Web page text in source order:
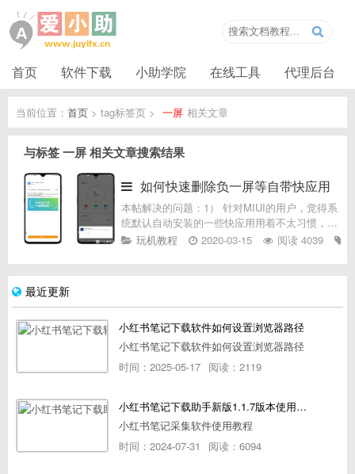
首页 软件下载 小助学院 在线工具 代理后台
当前位置： 首页 > tag标签页 > 一屏 相关文章
与标签一屏相关文章搜索结果
如何快速删除负一屏等自带快应用
本帖解决的问题：1） 针对MIUI的用户，觉得系
统默认自动安装的一些快应用用着不太习惯，想
卸载掉，能否给出一个的快捷方法？2） 介绍
玩机教程 2020-03-15 阅读 4039
最近更新
小红书笔记下载软件如何设置浏览器路径
小红书笔记下载软件如何设置浏览器路径
时间：2025-05-17 阅读：2119
小红书笔记下载助手新版1.1.7版本使用教程
小红书笔记采集软件使用教程
时间：2024-07-31
阅读：6094